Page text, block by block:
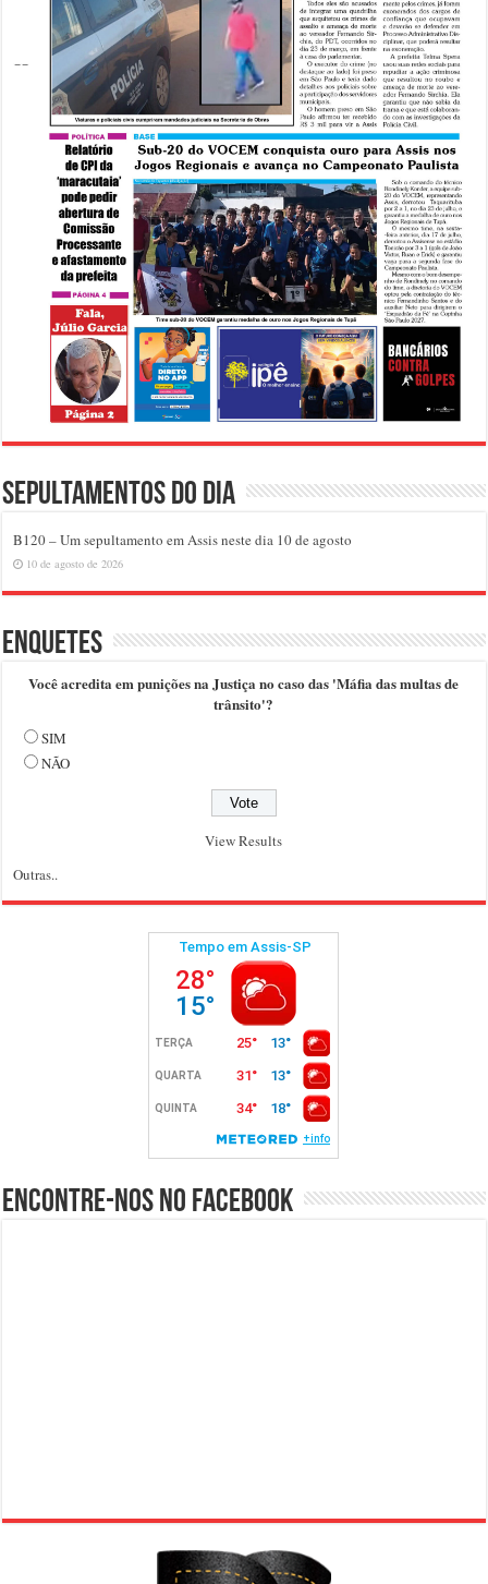
Sepultamentos do dia
B120 – Um sepultamento em Assis neste dia 10 de agosto
10 de agosto de 2026
Enquetes
Você acredita em punições na Justiça no caso das 'Máfia das multas de
trânsito'?
SIM
NÃO
View Results
Outras..
Encontre-nos no Facebook